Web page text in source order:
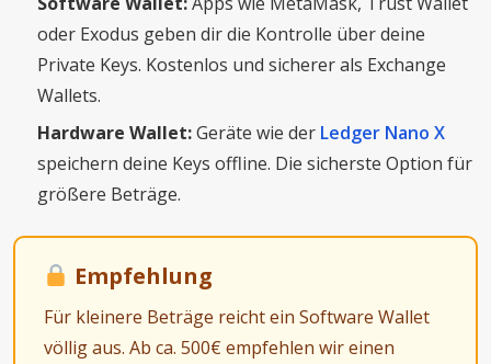
oder Exodus geben dir die Kontrolle über deine
Private Keys. Kostenlos und sicherer als Exchange
Wallets.
Hardware Wallet:Geräte wie der Ledger Nano X
speichern deine Keys offline. Die sicherste Option für
größere Beträge.
Empfehlung
Für kleinere Beträge reicht ein Software Wallet
völlig aus. Ab ca. 500€ empfehlen wir einen